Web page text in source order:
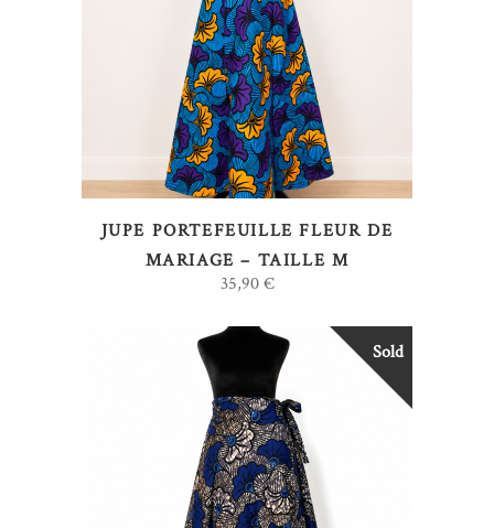
AJOUTER AU PANIER
JUPE PORTEFEUILLE FLEUR DE
MARIAGE – TAILLE M
35,90€
Sold
LIRE LA SUITE